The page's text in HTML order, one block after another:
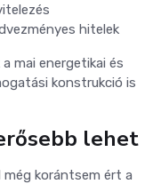
hitelek
mai energetikai és
konstrukció is
lehet
még korántsem ért a